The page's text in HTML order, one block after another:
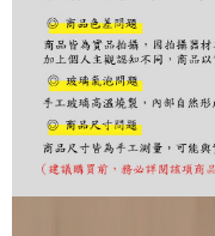
２．訂單成立數日內，您將
３．收到繳費通知簡訊後14
ATM／網路銀行／等多元方
※ 請注意：結帳手續完成當
後付繳納相關費用。
※ 交易是否成功請以「
是否繳費成功／繳費後需取
客戶支援中心」https://